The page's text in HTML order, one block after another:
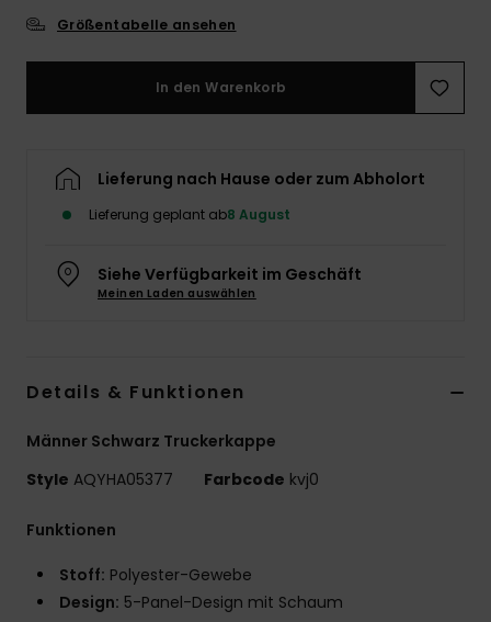
Größentabelle ansehen
In den Warenkorb
Lieferung nach Hause oder zum Abholort
Lieferung geplant ab8 August
Siehe Verfügbarkeit im Geschäft
Meinen Laden auswählen
Details & Funktionen
Männer Schwarz Truckerkappe
Style AQYHA05377 Farbcode kvj0
Funktionen
Stoff: Polyester-Gewebe
Design: 5-Panel-Design mit Schaum